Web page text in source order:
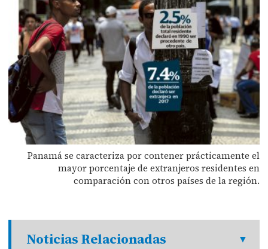
Panamá se caracteriza por contener prácticamente el
mayor porcentaje de extranjeros residentes en
comparación con otros países de la región.
Noticias Relacionadas